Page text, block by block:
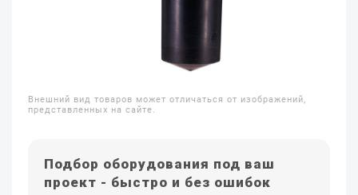
Внешний вид товаров может отличаться от изображений,
представленных на сайте.
Подбор оборудования под ваш
проект - быстро и без ошибок